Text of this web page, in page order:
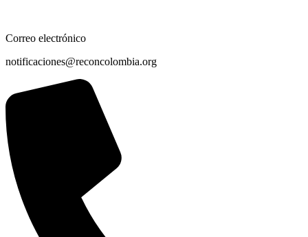
Correo electrónico
notificaciones@reconcolombia.org